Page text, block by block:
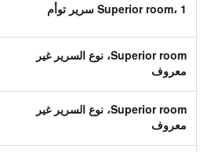
Superior room، 1 سرير توأم
Superior room، نوع السرير غير
معروف
Superior room، نوع السرير غير
معروف